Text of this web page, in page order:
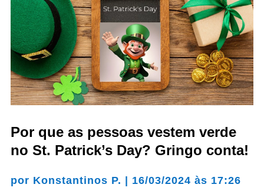
Por que as pessoas vestem verde
no St. Patrick’s Day? Gringo conta!
por Konstantinos P. 16/03/2024 às 17:26